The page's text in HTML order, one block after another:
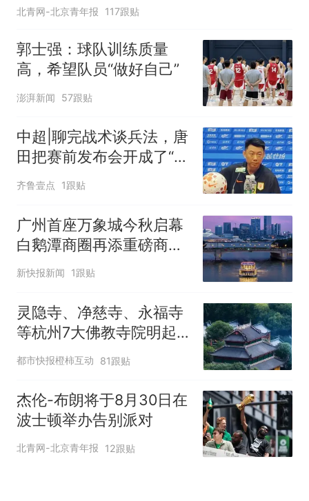
北青网-北京青年报 117跟贴
郭士强：球队训练质量
高，希望队员“做好自己”
澎湃新闻 57跟贴
中超|聊完战术谈兵法，唐
田把赛前发布会开成了“军
师联盟”
齐鲁壹点 1跟贴
广州首座万象城今秋启幕
白鹅潭商圈再添重磅商业
地标
新快报新闻 1跟贴
灵隐寺、净慈寺、永福寺
等杭州7大佛教寺院明起
临时关闭，别跑空了
都市快报橙柿互动 81跟贴
杰伦-布朗将于8月30日在
波士顿举办告别派对
北青网-北京青年报 12跟贴